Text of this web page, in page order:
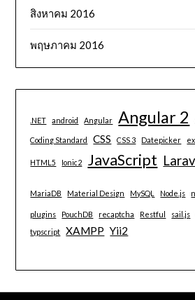
สิงหาคม 2016
พฤษภาคม 2016
.NET android Angular Angular 2
Coding Standard CSS CSS 3 Datepicker
HTML5 Ionic2 JavaScript
MariaDB Material Design MySQL Node.js
plugins PouchDB recaptcha Restful sail.js
typscript
XAMPP Yii2